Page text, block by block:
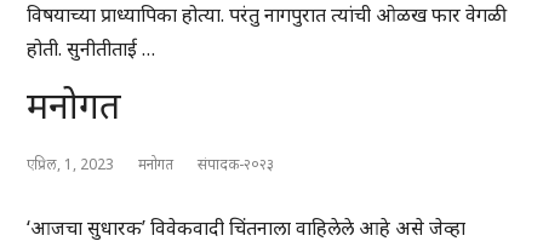
विषयाच्या प्राध्यापिका होत्या. परंतु नागपुरात त्यांची ओळख फार वेगळी
होती. सुनीतीताई …
मनोगत
एप्रिल, 1, 2023 मनोगत संपादक-२०२३
‘आजचा सुधारक’ विवेकवादी चिंतनाला वाहिलेले आहे असे जेव्हा